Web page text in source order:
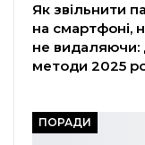
Як звільнити
на смартфоні,
не видаляючи:
методи 2025
ПОРАДИ